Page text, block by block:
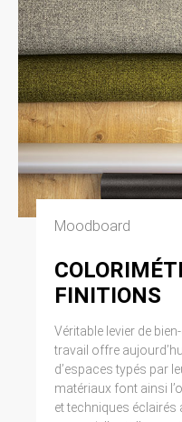
Moodboard
FINITIONS
Véritable levier de
travail offre
d’espaces typés par
matériaux font ainsi
et techniques éclairés